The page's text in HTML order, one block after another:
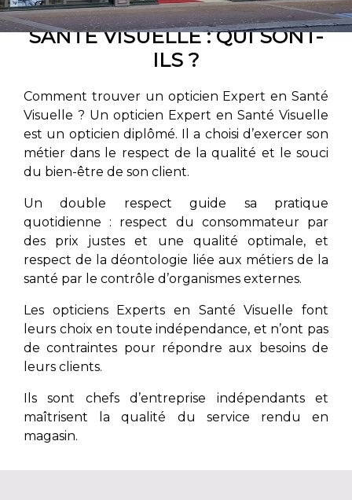
LES OPTICIENS EXPERTS EN
SANTÉ VISUELLE : QUI SONT-
ILS ?
Comment trouver un opticien Expert en Santé
Visuelle ? Un opticien Expert en Santé Visuelle
est un opticien diplômé. Il a choisi d’exercer son
métier dans le respect de la qualité et le souci
du bien-être de son client.
Un double respect guide sa pratique
quotidienne : respect du consommateur par
des prix justes et une qualité optimale, et
respect de la déontologie liée aux métiers de la
santé par le contrôle d’organismes externes.
Les opticiens Experts en Santé Visuelle font
leurs choix en toute indépendance, et n’ont pas
de contraintes pour répondre aux besoins de
leurs clients.
Ils sont chefs d’entreprise indépendants et
maîtrisent la qualité du service rendu en
magasin.